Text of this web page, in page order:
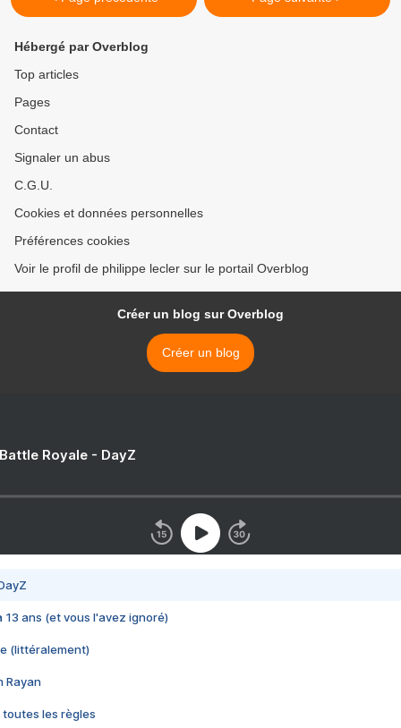
Hébergé par Overblog
Top articles
Pages
Contact
Signaler un abus
C.G.U.
Cookies et données personnelles
Préférences cookies
Voir le profil de philippe lecler sur le portail Overblog
Créer un blog sur Overblog
Créer un blog
Royale - DayZ
13 ans (et vous l'avez ignoré)
(littéralement)
Rayan
toutes les règles